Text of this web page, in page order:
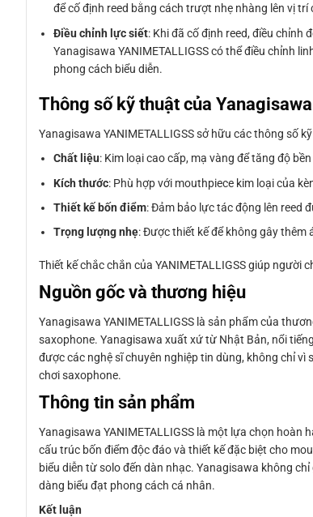
để cố định reed bằng cách trượt nhẹ nhàng lên vị
Điều chỉnh lực siết: Khi đã cố định reed, điều
Yanagisawa YANIMETALLIGSS có thể điều chỉnh
phong cách biểu diễn.
Thông số kỹ thuật của
Yanagisawa YANIMETALLIGSS sở hữu các thông số
Chất liệu: Kim loại cao cấp, mạ vàng để tăng độ
Kích thước: Phù hợp với mouthpiece kim loại của
Thiết kế bốn điểm: Đảm bảo lực tác động lên reed
Trọng lượng nhẹ: Được thiết kế để không gây
Thiết kế chắc chắn của YANIMETALLIGSS giúp
Nguồn gốc và thương hiệu
Yanagisawa YANIMETALLIGSS là sản phẩm của
saxophone. Yanagisawa xuất xứ từ Nhật Bản, nổi
được các nghệ sĩ chuyên nghiệp tin dùng, không chỉ
chơi saxophone.
Thông tin sản phẩm
Yanagisawa YANIMETALLIGSS là một lựa chọn
cấu trúc bốn điểm độc đáo và thiết kế đặc biệt cho
biểu diễn từ solo đến dàn nhạc. Yanagisawa không
dàng biểu đạt phong cách cá nhân.
Kết luận